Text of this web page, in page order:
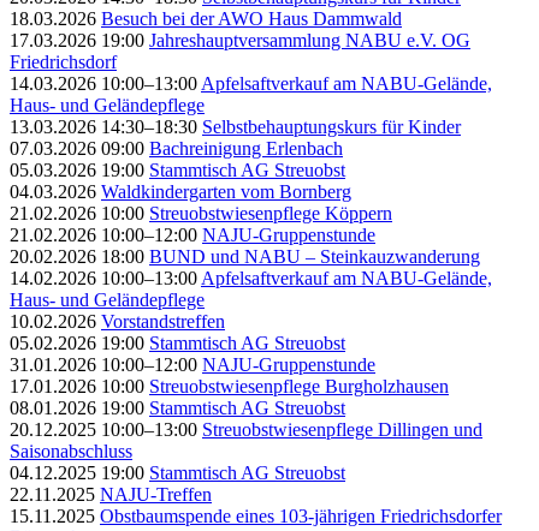
18.03.2026 Besuch bei der AWO Haus Dammwald
17.03.2026 19:00 Jahreshauptversammlung NABU e.V. OG
Friedrichsdorf
14.03.2026 10:00–13:00 Apfelsaftverkauf am NABU-Gelände,
Haus- und Geländepflege
13.03.2026 14:30–18:30 Selbstbehauptungskurs für Kinder
07.03.2026 09:00 Bachreinigung Erlenbach
05.03.2026 19:00 Stammtisch AG Streuobst
04.03.2026 Waldkindergarten vom Bornberg
21.02.2026 10:00 Streuobstwiesenpflege Köppern
21.02.2026 10:00–12:00 NAJU-Gruppenstunde
20.02.2026 18:00 BUND und NABU – Steinkauzwanderung
14.02.2026 10:00–13:00 Apfelsaftverkauf am NABU-Gelände,
Haus- und Geländepflege
10.02.2026 Vorstandstreffen
05.02.2026 19:00 Stammtisch AG Streuobst
31.01.2026 10:00–12:00 NAJU-Gruppenstunde
17.01.2026 10:00 Streuobstwiesenpflege Burgholzhausen
08.01.2026 19:00 Stammtisch AG Streuobst
20.12.2025 10:00–13:00 Streuobstwiesenpflege Dillingen und
Saisonabschluss
04.12.2025 19:00 Stammtisch AG Streuobst
22.11.2025 NAJU-Treffen
15.11.2025 Obstbaumspende eines 103-jährigen Friedrichsdorfer